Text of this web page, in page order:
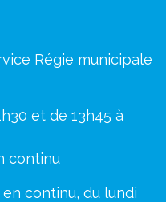
Régie municipale
et de 13h45 à
continu
continu, du lundi